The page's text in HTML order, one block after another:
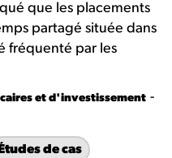
que les placements
partagé située dans
fréquenté par les
et d'investissement -
Études de cas